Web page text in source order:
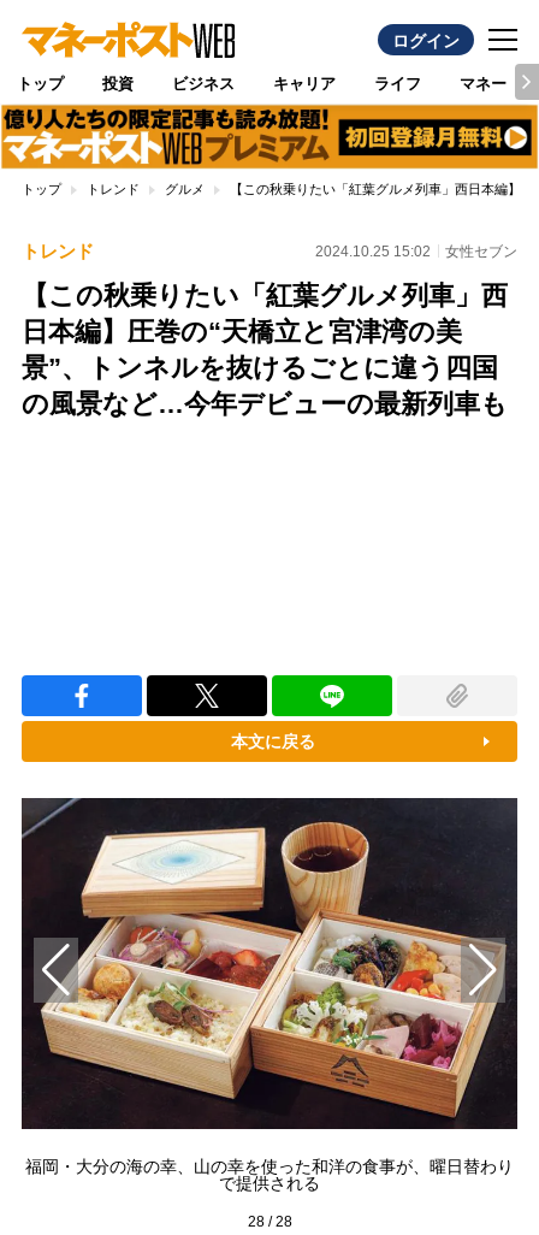
ログイン
トップ 投資 ビジネス キャリア ライフ マネー
トップ トレンド グルメ 【この秋乗りたい「紅葉グルメ列車」西日本編】
トレンド 2024.10.25 15:02 女性セブン
【この秋乗りたい「紅葉グルメ列車」西
日本編】圧巻の“天橋立と宮津湾の美
景”、トンネルを抜けるごとに違う四国
の風景など…今年デビューの最新列車も
本文に戻る
福岡・大分の海の幸、山の幸を使った和洋の食事が、曜日替わり
で提供される
28/28